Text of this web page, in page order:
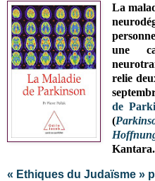
La
une
relie
de
(
Kantara
« Ethiques du Judaïsme »